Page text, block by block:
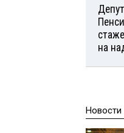
на
Новости